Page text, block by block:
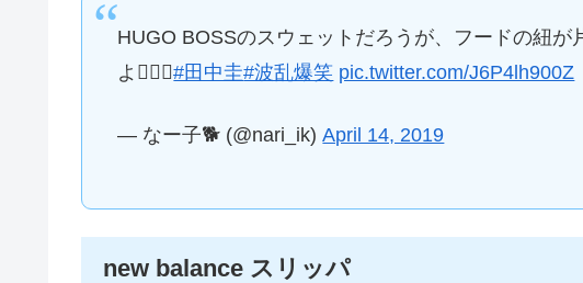
HUGO BOSSのスウェットだろうが、フードの紐が
よ🤦🏻‍♀️#田中圭#波乱爆笑 pic.twitter.com/J6P4lh900Z
— なー子🐕 (@nari_ik)April 14, 2019
new balance スリッパ